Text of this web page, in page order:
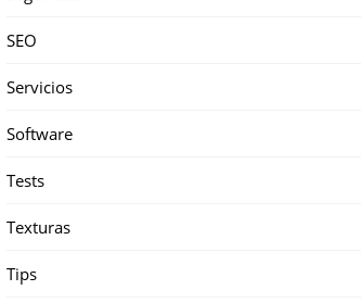
SEO
Servicios
Software
Tests
Texturas
Tips